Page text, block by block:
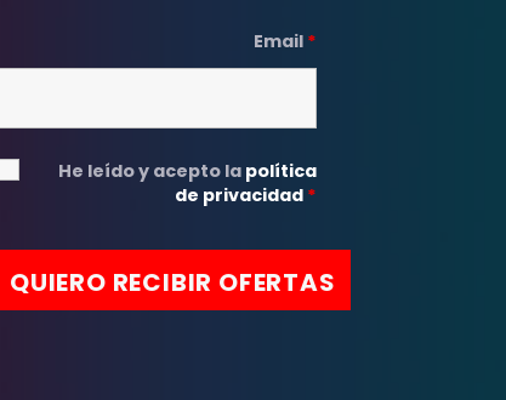
Email *
He leído y acepto la política
de privacidad *